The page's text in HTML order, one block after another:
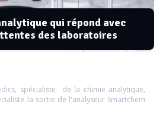
qui répond avec
des laboratoires
spécialiste de la chimie analytique,
la sortie de l'analyseur Smartchem